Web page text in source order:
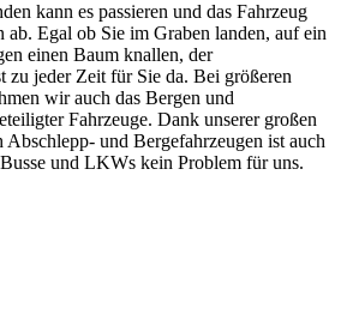
kann es passieren und das Fahrzeug
ab. Egal ob Sie im Graben landen, auf ein
einen Baum knallen, der
zu jeder Zeit für Sie da. Bei größeren
wir auch das Bergen und
Fahrzeuge. Dank unserer großen
Abschlepp- und Bergefahrzeugen ist auch
und LKWs kein Problem für uns.